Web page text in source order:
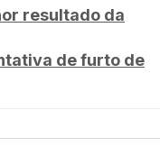
resultado da
de furto de